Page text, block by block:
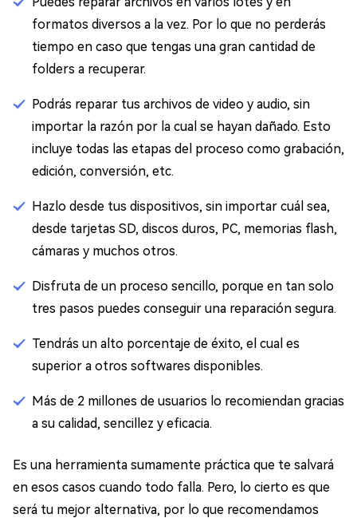
formatos diversos a la vez. Por lo que no perderás
tiempo en caso que tengas una gran cantidad de
folders a recuperar.
Podrás reparar tus archivos de video y audio, sin
importar la razón por la cual se hayan dañado. Esto
incluye todas las etapas del proceso como grabación,
edición, conversión, etc.
Hazlo desde tus dispositivos, sin importar cuál sea,
desde tarjetas SD, discos duros, PC, memorias flash,
cámaras y muchos otros.
Disfruta de un proceso sencillo, porque en tan solo
tres pasos puedes conseguir una reparación segura.
Tendrás un alto porcentaje de éxito, el cual es
superior a otros softwares disponibles.
Más de 2 millones de usuarios lo recomiendan gracias
a su calidad, sencillez y eficacia.
Es una herramienta sumamente práctica que te salvará
en esos casos cuando todo falla. Pero, lo cierto es que
será tu mejor alternativa, por lo que recomendamos